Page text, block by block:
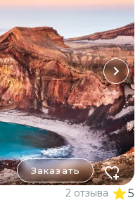
Заказать
2 отзыва 5